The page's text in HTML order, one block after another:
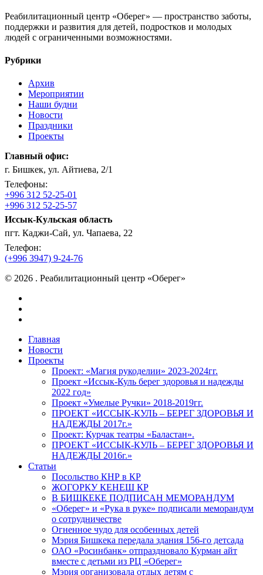
Реабилитационный центр «Оберег» — пространство заботы,
поддержки и развития для детей, подростков и молодых
людей с ограниченными возможностями.
Рубрики
Архив
Мероприятии
Наши будни
Новости
Праздники
Проекты
Главный офис:
г. Бишкек, ул. Айтиева, 2/1
Телефоны:
+996 312 52-25-01
+996 312 52-25-57
Иссык-Кульская область
пгт. Каджи-Сай, ул. Чапаева, 22
Телефон:
(+996 3947) 9-24-76
© 2026 . Реабилитационный центр «Оберег»
Close
Menu
Главная
Новости
Проекты
Проект: «Магия рукоделии» 2023-2024гг.
Проект «Иссык-Куль берег здоровья и надежды
2022 год»
Проект «Умелые Ручки» 2018-2019гг.
ПРОЕКТ «ИССЫК-КУЛЬ – БЕРЕГ ЗДОРОВЬЯ И
НАДЕЖДЫ 2017г.»
Проект: Курчак театры «Баластан».
ПРОЕКТ «ИССЫК-КУЛЬ – БЕРЕГ ЗДОРОВЬЯ И
НАДЕЖДЫ 2016г.»
Статьи
Посольство КНР в КР
ЖОГОРКУ КЕНЕШ КР
В БИШКЕКЕ ПОДПИСАН МЕМОРАНДУМ
«Оберег» и «Рука в руке» подписали меморандум
о сотрудничестве
Огненное чудо для особенных детей
Мэрия Бишкека передала здания 156-го детсада
ОАО «Росинбанк» отпраздновало Курман айт
вместе с детьми из РЦ «Оберег»
Мэрия организовала отдых детям с